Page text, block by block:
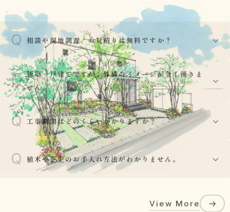
Q 相談や現地調査、お見積りは無料ですか？
A はい、基本的には現地調査からお見積り、プランニング
まで無料で承っております。お気軽にご相談ください。
Q 新築一戸建てですが、外構のイメージが全く湧きま
せん。
A
ご安心ください。建物の外観図や平面図をお持ちいただ
ければ、外壁や玄関ドアの色調との調和を考え、お客様
の建物をより引き立てるデザインをご提案いたします。
Q 工事期間はどのくらいかかりますか？
工事の規模により異なりますが、部分的な工事であれば
数日〜1週間程度、新築の外構一式工事であれば3週間〜
Q 植木や芝生のお手入れ方法がわかりません。
植栽工事後には、水やりの頻度や剪定の時期、肥料の与
え方など、植物が長持ちするための正しいお手入れ方法
View More